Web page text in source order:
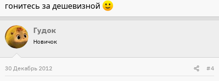
гонитесь за дешевизной
Гудок
Новичок
30 Декабрь 2012 #4